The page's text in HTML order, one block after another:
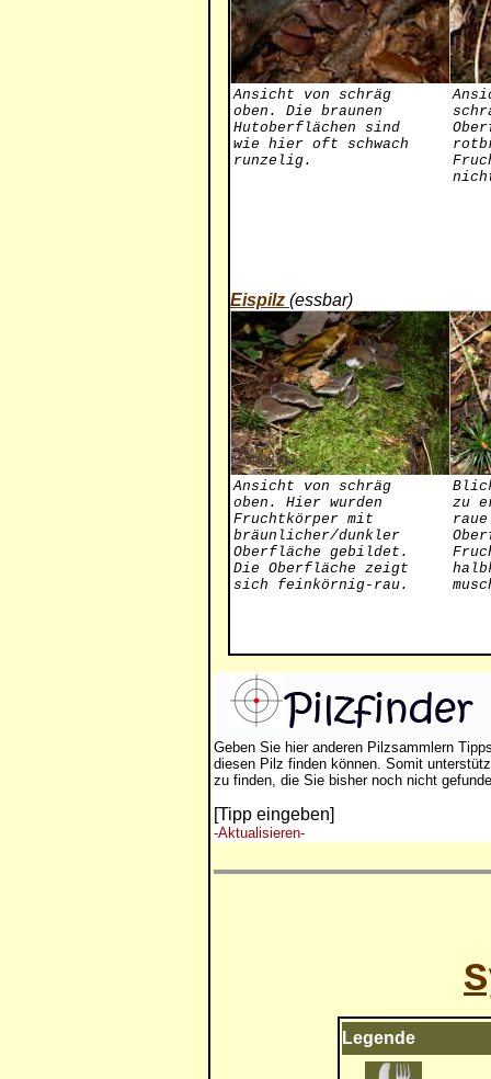
Ansicht von schräg
oben. Die braunen
Hutoberflächen sind
wie hier oft schwach
runzelig.
Eispilz (essbar)
Ansicht von schräg
oben. Hier wurden
Fruchtkörper mit
bräunlicher/dunkler
Oberfläche gebildet.
Die Oberfläche zeigt
sich feinkörnig-rau.
zu
Geben Sie hier anderen Pilzsammlern
diesen Pilz finden können. Somit
zu finden, die Sie bisher noch nicht
[Tipp eingeben]
-Aktualisieren-
Legende